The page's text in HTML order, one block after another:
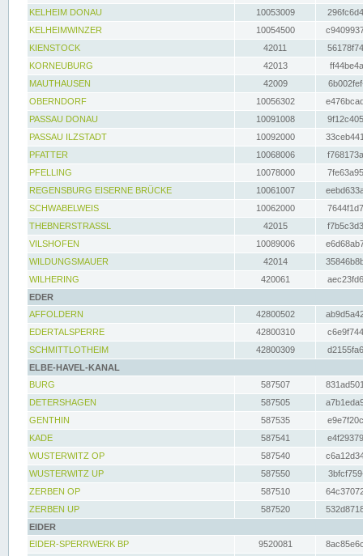
KELHEIM DONAU
10053009
KELHEIMWINZER
10054500
KIENSTOCK
42011
KORNEUBURG
42013
MAUTHAUSEN
42009
OBERNDORF
10056302
PASSAU DONAU
10091008
PASSAU ILZSTADT
10092000
PFATTER
10068006
PFELLING
10078000
REGENSBURG EISERNE BRÜCKE
10061007
SCHWABELWEIS
10062000
THEBNERSTRASSL
42015
VILSHOFEN
10089006
WILDUNGSMAUER
42014
WILHERING
420061
EDER
AFFOLDERN
42800502
EDERTALSPERRE
42800310
SCHMITTLOTHEIM
42800309
ELBE-HAVEL-KANAL
BURG
587507
DETERSHAGEN
587505
GENTHIN
587535
KADE
587541
WUSTERWITZ OP
587540
WUSTERWITZ UP
587550
ZERBEN OP
587510
ZERBEN UP
587520
EIDER
EIDER-SPERRWERK BP
9520081